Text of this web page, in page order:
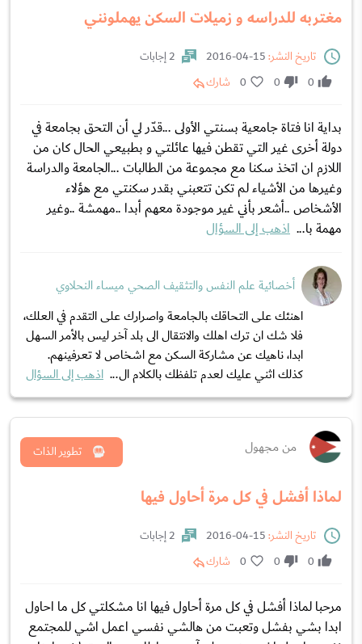
مغتربه للدراسه و زميلات السكن يهملونني
تاريخ النشر:
2 إجابات
0
0
0 شارك
بداية انا فتاة جامعية بسنتي الأولى ...قدّر لي أن التحق بجامعة في
دولة أخرى غير التي تقطن فيها عائلتي و بطبيعي الحال كان من
اللازم ان اتخذ سكنا مع مجموعة من الطالبات ...الجامعة والدراسة
وغيرها من الأشياء لم تكن تتعبني بقدر سكنتي مع هؤلاء
الأشخاص ..أشعر بأني غير موجودة معهم أبدا ..مهمشة ..وغير
مهمة با... اذهب إلى السؤال
أخصائية علم النفس والتثقيف الصحي ميساء النحلاوي
اهنئك على التحاقك بالجامعة واصرارك على التقدم في العلك،
فلا شك ان ترك اهلك والانتقال الى بلد آخر ليس بالأمر السهل
ابدا، ناهيك عن مشاركة السكن مع اشخاص لا تعرفينهم.
كذلك اثني عليك لعدم تلفظك بالكلام ال... اذهب إلى السؤال
من مجهول
لماذا أفشل في كل مرة أحاول فيها
تطوير الذات
تاريخ النشر:
2 إجابات
0
0
0 شارك
مرحبا لماذا أفشل في كل مرة أحاول فيها انا مشكلتي كل ما احاول
ابدا بشي بفشل وتعبت من هالشي نفسي اعمل اشي للمجتمع